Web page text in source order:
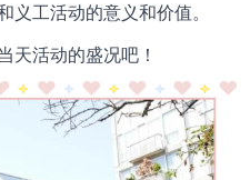
工活动的意义和价值。
天活动的盛况吧！